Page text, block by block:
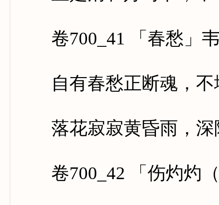
卷700_41 「春愁」
自有春愁正断魂，不
落花寂寂黄昏雨，深
卷700_42 「伤灼灼（